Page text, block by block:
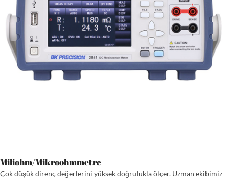
Miliohm/Mikroohmmetre
Çok düşük direnç değerlerini yüksek doğrulukla ölçer. Uzman ekibimiz